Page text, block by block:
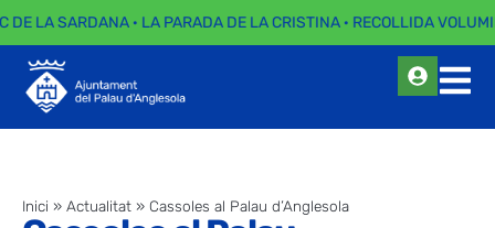
DE LA SARDANA · LA PARADA DE LA CRISTINA · RECOLLIDA
Inici » Actualitat » Cassoles al Palau d’Anglesola